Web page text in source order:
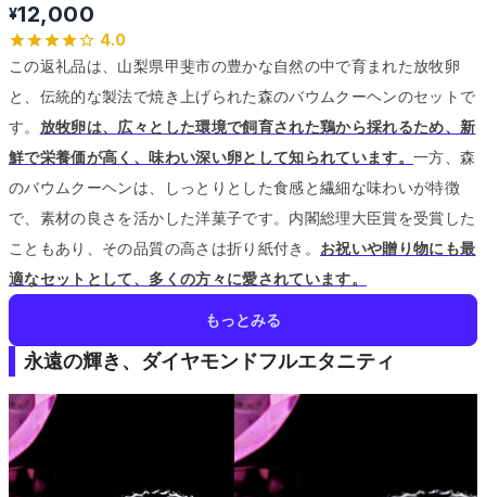
¥12,000
4.0
この返礼品は、山梨県甲斐市の豊かな自然の中で育まれた放牧卵
と、伝統的な製法で焼き上げられた森のバウムクーヘンのセットで
す。 放牧卵は、広々とした環境で飼育された鶏から採れるため、新
鮮で栄養価が高く、味わい深い卵として知られています。一方、森
のバウムクーヘンは、しっとりとした食感と繊細な味わいが特徴
で、素材の良さを活かした洋菓子です。 内閣総理大臣賞を受賞した
こともあり、その品質の高さは折り紙付き。 お祝いや贈り物にも最
適なセットとして、多くの方々に愛されています。
もっとみる
永遠の輝き、ダイヤモンドフルエタニティ